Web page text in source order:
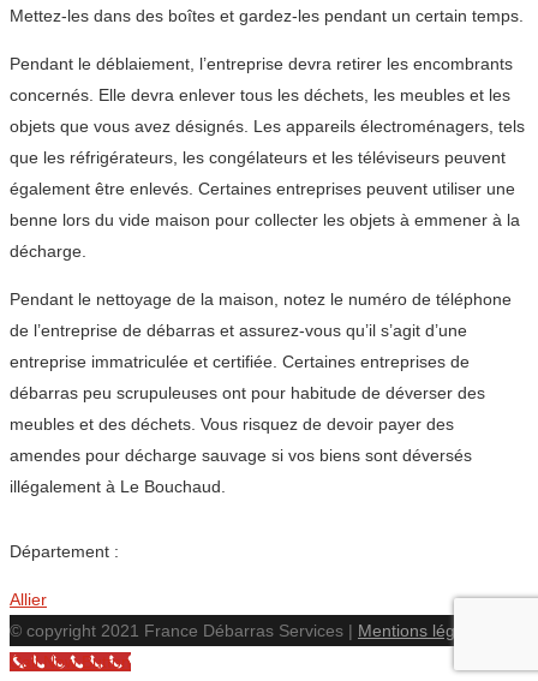
Mettez-les dans des boîtes et gardez-les pendant un certain temps.
Pendant le déblaiement, l’entreprise devra retirer les encombrants
concernés. Elle devra enlever tous les déchets, les meubles et les
objets que vous avez désignés. Les appareils électroménagers, tels
que les réfrigérateurs, les congélateurs et les téléviseurs peuvent
également être enlevés. Certaines entreprises peuvent utiliser une
benne lors du vide maison pour collecter les objets à emmener à la
décharge.
Pendant le nettoyage de la maison, notez le numéro de téléphone
de l’entreprise de débarras et assurez-vous qu’il s’agit d’une
entreprise immatriculée et certifiée. Certaines entreprises de
débarras peu scrupuleuses ont pour habitude de déverser des
meubles et des déchets. Vous risquez de devoir payer des
amendes pour décharge sauvage si vos biens sont déversés
illégalement à Le Bouchaud.
Département :
Allier
© copyright 2021 France Débarras Services | Mentions légales
Call Now Button